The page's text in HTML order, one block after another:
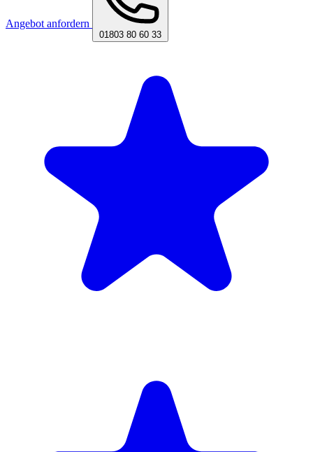
Angebot anfordern
01803 80 60 33